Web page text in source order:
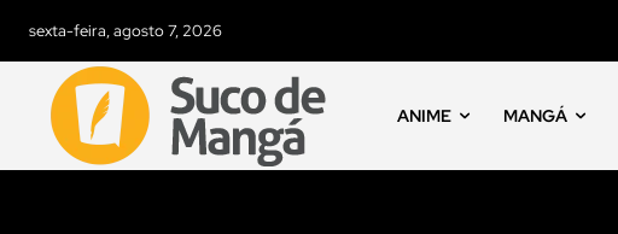
sexta-feira, agosto 7, 2026
ANIME MANGÁ